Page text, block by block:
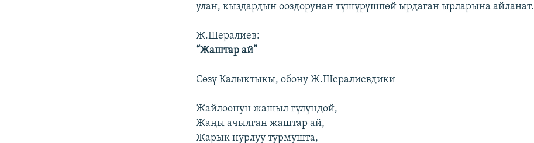
улан, кыздардын ооздорунан түшүрүшпөй ырдаган ырларына айланат.
Ж.Шералиев:
“Жаштар ай”
Сөзү Калыктыкы, обону Ж.Шералиевдики
Жайлоонун жашыл гүлүндөй,
Жаңы ачылган жаштар ай,
Жарык нурлуу турмушта,